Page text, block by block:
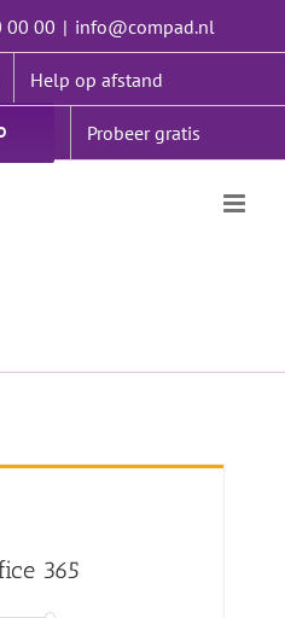
00 00 | info@compad.nl
Help op afstand
Probeer gratis
365